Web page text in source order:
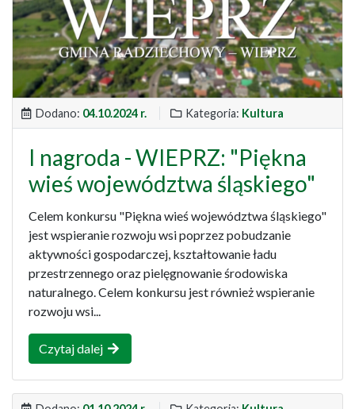
Dodano: 04.10.2024 r. Kategoria: Kultura
I nagroda - WIEPRZ: "Piękna
wieś województwa śląskiego"
Celem konkursu "Piękna wieś województwa śląskiego"
jest wspieranie rozwoju wsi poprzez pobudzanie
aktywności gospodarczej, kształtowanie ładu
przestrzennego oraz pielęgnowanie środowiska
naturalnego. Celem konkursu jest również wspieranie
rozwoju wsi...
Czytaj dalej